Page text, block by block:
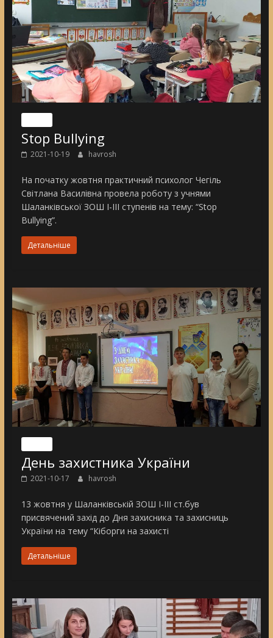
Stop Bullying
2021-10-19 havrosh
На початку жовтня практичний психолог Чегіль
Світлана Василівна провела роботу з учнями
Шаланківської ЗОШ І-ІІІ ступенів на тему: “Stop
Bullying”.
Детальніше
День захистника України
2021-10-17 havrosh
13 жовтня у Шаланківській ЗОШ І-ІІІ ст.був
присвячений захід до Дня захисника та захисниць
України на тему “Кіборги на захисті
Детальніше